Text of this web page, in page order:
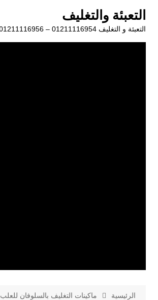
المحتوى
التعبئة والتغليف
التعبئة و التغليف 01211116954 – 01211116956 – 01211116958
الرئيسية
ماكينات التغليف بالسلوفان للعلب 3 دي